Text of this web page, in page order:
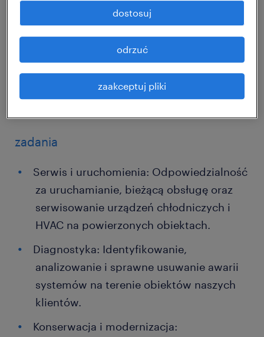
rozwija się dynamicznie. W związku z tym
poszukiwana jest doświadczona i
zaangażowana osoba na stanowisko Technika
Serwisu HVAC. Praca mobilna na terenie
województwa wielkopolskiego, a przy tym
zadania
Serwis i uruchomienia: Odpowiedzialność
za uruchamianie, bieżącą obsługę oraz
serwisowanie urządzeń chłodniczych i
HVAC na powierzonych obiektach.
Diagnostyka: Identyfikowanie,
analizowanie i sprawne usuwanie awarii
systemów na terenie obiektów naszych
klientów.
Konserwacja i modernizacja:
zaakceptuj pliki
odrzuć
dostosuj